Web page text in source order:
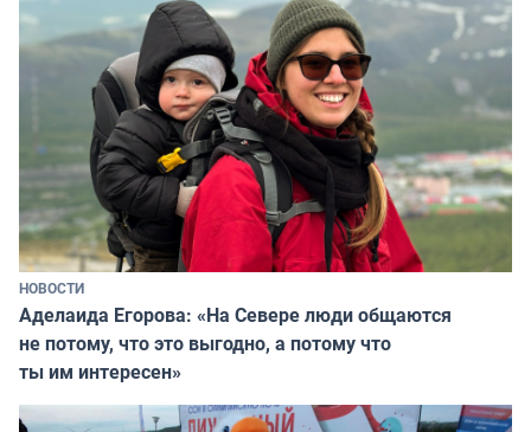
НОВОСТИ
Аделаида Егорова: «На Севере люди общаются
не потому, что это выгодно, а потому что
ты им интересен»